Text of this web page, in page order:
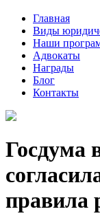
Главная
Виды
Наши
Адвокаты
Награды
Блог
Контакты
Госдума
правила